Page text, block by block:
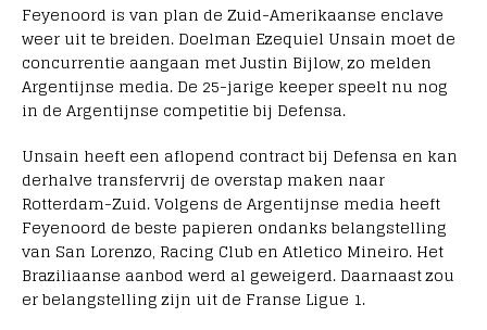
Feyenoord is van plan de Zuid-Amerikaanse enclave
weer uit te breiden. Doelman Ezequiel Unsain moet de
concurrentie aangaan met Justin Bijlow, zo melden
Argentijnse media. De 25-jarige keeper speelt nu nog
in de Argentijnse competitie bij Defensa.
Unsain heeft een aflopend contract bij Defensa en kan
derhalve transfervrij de overstap maken naar
Rotterdam-Zuid. Volgens de Argentijnse media heeft
Feyenoord de beste papieren ondanks belangstelling
van San Lorenzo, Racing Club en Atletico Mineiro. Het
Braziliaanse aanbod werd al geweigerd. Daarnaast zou
er belangstelling zijn uit de Franse Ligue 1.